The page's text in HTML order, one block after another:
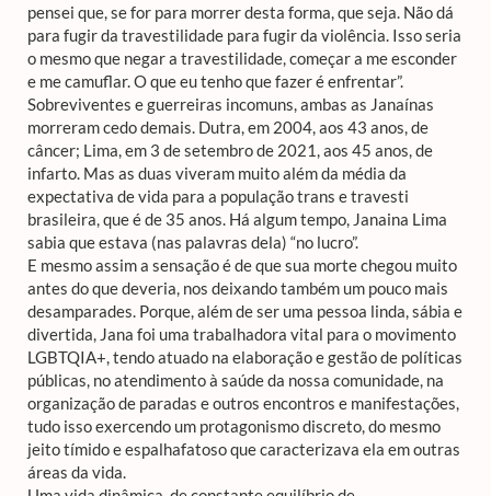
pensei que, se for para morrer desta forma, que seja. Não dá
para fugir da travestilidade para fugir da violência. Isso seria
o mesmo que negar a travestilidade, começar a me esconder
e me camuflar. O que eu tenho que fazer é enfrentar”.
Sobreviventes e guerreiras incomuns, ambas as Janaínas
morreram cedo demais. Dutra, em 2004, aos 43 anos, de
câncer; Lima, em 3 de setembro de 2021, aos 45 anos, de
infarto. Mas as duas viveram muito além da média da
expectativa de vida para a população trans e travesti
brasileira, que é de 35 anos. Há algum tempo, Janaina Lima
sabia que estava (nas palavras dela) “no lucro”.
E mesmo assim a sensação é de que sua morte chegou muito
antes do que deveria, nos deixando também um pouco mais
desamparades. Porque, além de ser uma pessoa linda, sábia e
divertida, Jana foi uma trabalhadora vital para o movimento
LGBTQIA+, tendo atuado na elaboração e gestão de políticas
públicas, no atendimento à saúde da nossa comunidade, na
organização de paradas e outros encontros e manifestações,
tudo isso exercendo um protagonismo discreto, do mesmo
jeito tímido e espalhafatoso que caracterizava ela em outras
áreas da vida.